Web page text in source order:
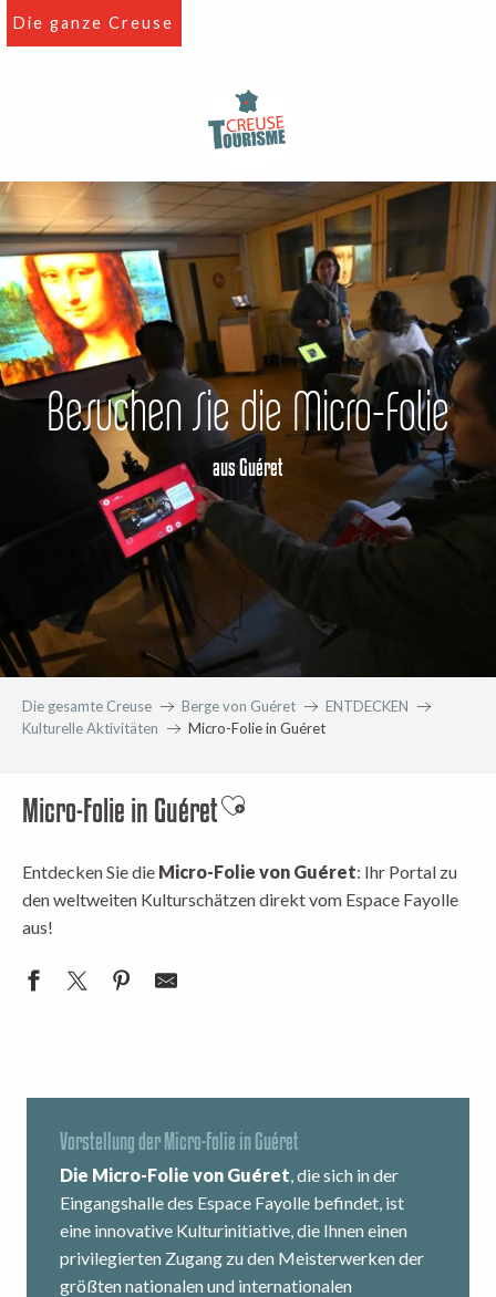
Aller
Die ganze Creuse
Besuchen Sie die Micro-Folie
aus Guéret
Die gesamte Creuse Berge von Guéret
ENTDECKEN
Kulturelle Aktivitäten
Micro-Folie in Guéret
Micro-Folie in GuéretAjouter aux favoris
Entdecken Sie die Micro-Folie von Guéret: Ihr Portal zu
den weltweiten Kulturschätzen direkt vom Espace Fayolle
aus!
Vorstellung der Micro-Folie in Guéret
Die Micro-Folie von Guéret, die sich in der
Eingangshalle des Espace Fayolle befindet, ist
eine innovative Kulturinitiative, die Ihnen einen
privilegierten Zugang zu den Meisterwerken der
größten nationalen und internationalen